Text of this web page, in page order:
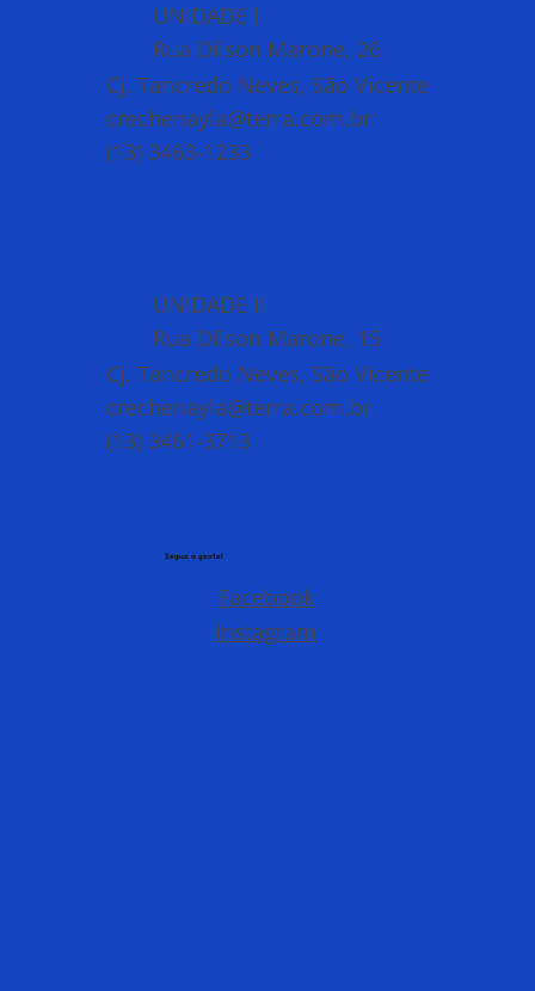
Segue a gente!
Facebook
Instagram
UNIDADE I
Rua Dílson Marone, 26
Cj. Tancredo Neves, São Vicente
crechenayla@terra.com.br
(13) 3463-1233
UNIDADE II
Rua Dílson Marone, 15
Cj. Tancredo Neves, São Vicente
crechenayla@terra.com.br
(13) 3461-3713